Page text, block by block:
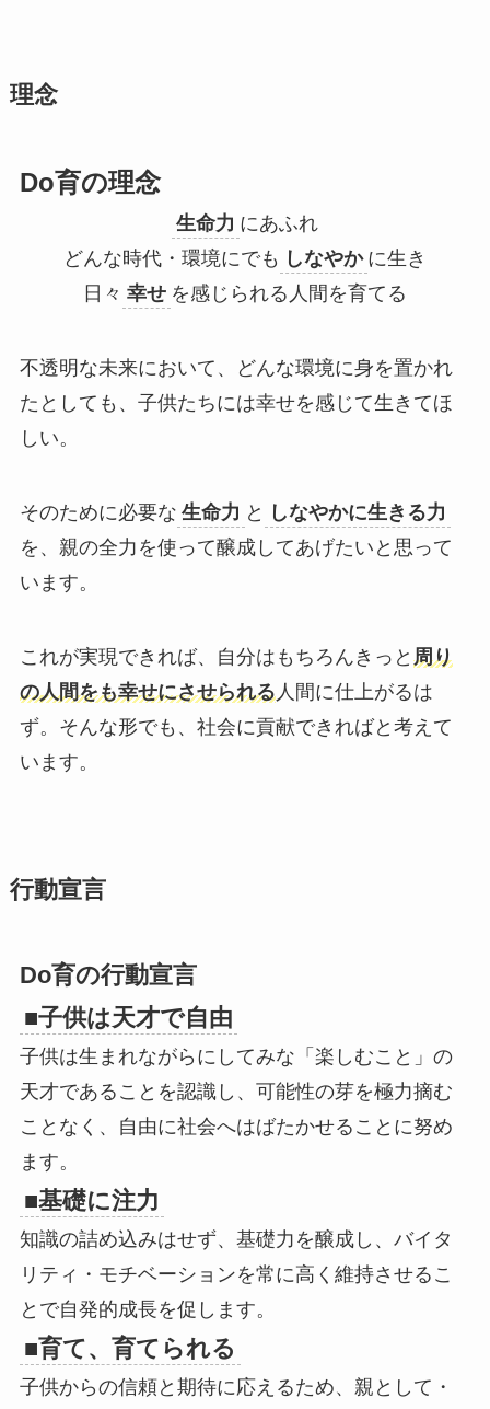
理念
Do育の理念
生命力 にあふれ
どんな時代・環境にでも しなやか に生き
日々 幸せ を感じられる人間を育てる
不透明な未来において、どんな環境に身を置かれ
たとしても、子供たちには幸せを感じて生きてほ
しい。
そのために必要な 生命力 と しなやかに生きる力
を、親の全力を使って醸成してあげたいと思って
います。
これが実現できれば、自分はもちろんきっと 周り
の人間をも幸せにさせられる人間に仕上がるは
ず。そんな形でも、社会に貢献できればと考えて
います。
行動宣言
Do育の行動宣言
■子供は天才で自由
子供は生まれながらにしてみな「楽しむこと」の
天才であることを認識し、可能性の芽を極力摘む
ことなく、自由に社会へはばたかせることに努め
ます。
■基礎に注力
知識の詰め込みはせず、基礎力を醸成し、バイタ
リティ・モチベーションを常に高く維持させるこ
とで自発的成長を促します。
■育て、育てられる
子供からの信頼と期待に応えるため、親として・